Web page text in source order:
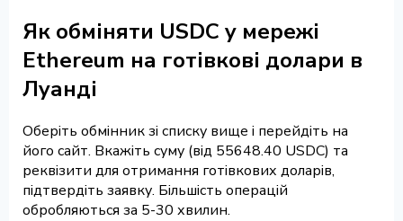
Як обміняти USDC у мережі
Ethereum на готівкові долари в
Луанді
Оберіть обмінник зі списку вище і перейдіть на
його сайт. Вкажіть суму (від 55648.40 USDC) та
реквізити для отримання готівкових доларів,
підтвердіть заявку. Більшість операцій
обробляються за 5-30 хвилин.